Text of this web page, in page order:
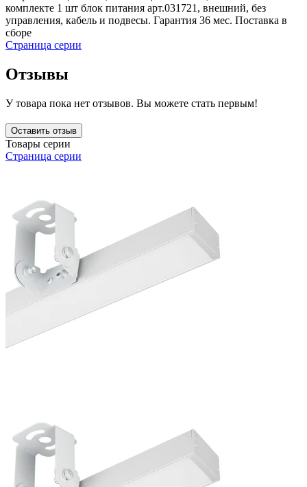
комплекте 1 шт блок питания арт.031721, внешний, без
управления, кабель и подвесы. Гарантия 36 мес. Поставка в
сборе
Страница серии
Отзывы
У товара пока нет отзывов. Вы можете стать первым!
Оставить отзыв
Товары серии
Страница серии